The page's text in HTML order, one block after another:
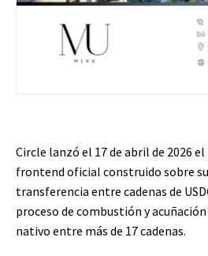
Circle lanzó el 17 de abril de 2026 el
frontend oficial construido sobre
transferencia entre cadenas de
proceso de combustión y
nativo entre más de 17 cadenas.